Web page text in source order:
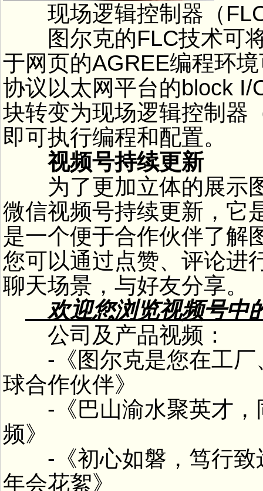
现场逻辑控制器（
图尔克的FLC技术可将
于网页的AGREE编程环
协议以太网平台的block
块转变为现场逻辑控制器
即可执行编程和配置。
视频号持续更新
为了更加立体的展示图
微信视频号持续更新，它
是一个便于合作伙伴了解
您可以通过点赞、评论进
聊天场景，与好友分享。
欢迎您浏览视频号中
公司及产品视频：
-《图尔克是您在工厂
球合作伙伴》
-《巴山渝水聚英才，
频》
-《初心如磐，笃行致
年会花絮》